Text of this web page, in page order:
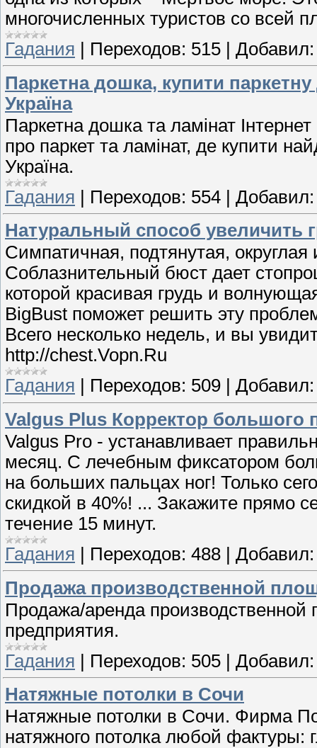
многочисленных туристов со всей
Гадания
Переходов: 515
Добавил:
Паркетна дошка, купити
Україна
Паркетна дошка та ламінат
про паркет та ламінат, де купити
Україна.
Гадания | Переходов: 554 | Добавил:
Натуральный способ увеличить
Симпатичная, подтянутая,
Соблазнительный бюст дает
которой красивая грудь и
BigBust поможет решить эту
Всего несколько недель, и вы
http://chest.Vopn.Ru
Гадания
Переходов: 509
Добавил:
Valgus Plus Корректор большого
Valgus Pro - устанавливает
месяц. С лечебным фиксатором
на больших пальцах ног! Только
скидкой в 40%! ... Закажите прямо
течение 15 минут.
Гадания
Переходов: 488
Добавил:
Продажа производственной
Продажа/аренда
предприятия.
Гадания | Переходов: 505 | Добавил:
Натяжные потолки в Сочи
Натяжные потолки в Сочи. Фирма
натяжного потолка любой